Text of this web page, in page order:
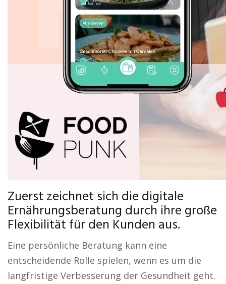
Zuerst zeichnet sich die digitale
Ernährungsberatung durch ihre große
Flexibilität für den Kunden aus.
Eine persönliche Beratung kann eine
entscheidende Rolle spielen, wenn es um die
langfristige Verbesserung der Gesundheit geht.